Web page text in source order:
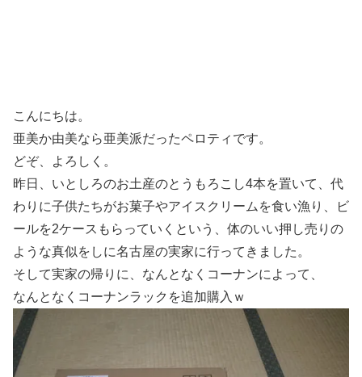
こんにちは。
亜美か由美なら亜美派だったペロティです。
どぞ、よろしく。
昨日、いとしろのお土産のとうもろこし4本を置いて、代
わりに子供たちがお菓子やアイスクリームを食い漁り、ビ
ールを2ケースもらっていくという、体のいい押し売りの
ような真似をしに名古屋の実家に行ってきました。
そして実家の帰りに、なんとなくコーナンによって、
なんとなくコーナンラックを追加購入ｗ